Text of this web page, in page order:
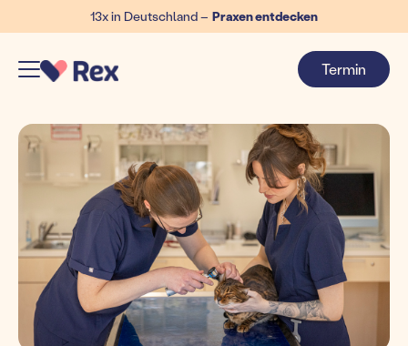
13x in Deutschland – Praxen entdecken
Termin